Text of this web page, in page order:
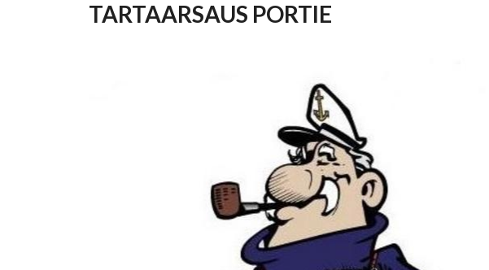
TARTAARSAUS PORTIE